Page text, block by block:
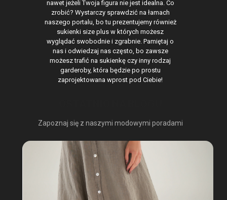
nawet jeżeli Twoja figura nie jest idealna. Co
zrobić? Wystarczy sprawdzić na łamach
naszego portalu, bo tu prezentujemy również
sukienki size plus w których możesz
wyglądać swobodnie i zgrabnie. Pamiętaj o
nas i odwiedzaj nas często, bo zawsze
możesz trafić na sukienkę czy inny rodzaj
garderoby, która będzie po prostu
zaprojektowana wprost pod Ciebie!
Zapoznaj się z naszymi modowymi poradami